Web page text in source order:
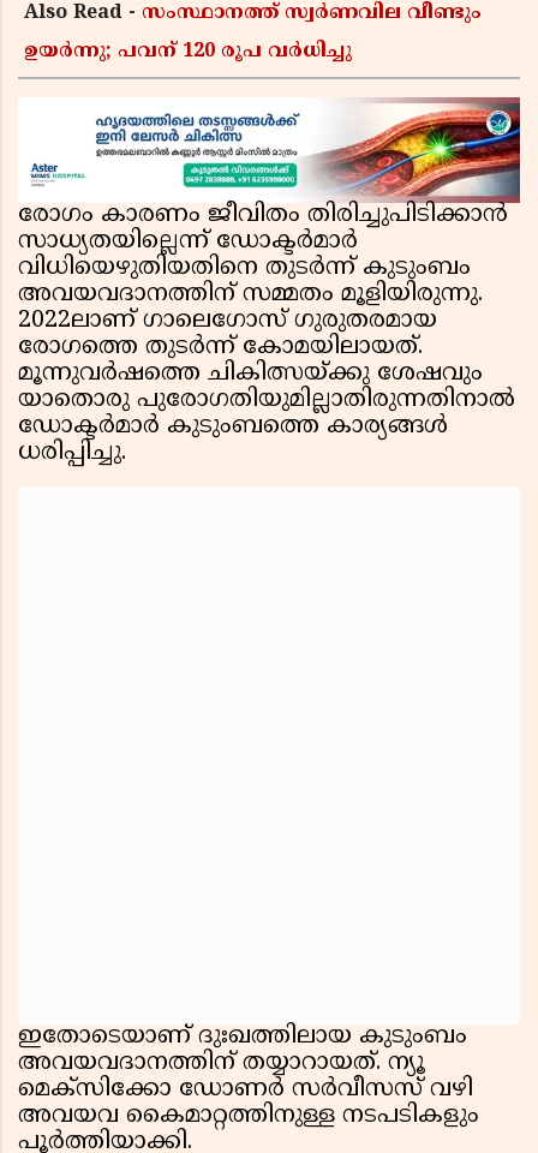
Also Read - സംസ്ഥാനത്ത് സ്വര്‍ണവില വീണ്ടും
ഉയർന്നു; പവന് 120 രൂപ വര്‍ധിച്ചു
രോഗം കാരണം ജീവിതം തിരിച്ചുപിടിക്കാൻ
സാധ്യതയില്ലെന്ന് ഡോക്ടർമാർ
വിധിയെഴുതിയതിനെ തുടർന്ന് കുടുംബം
അവയവദാനത്തിന് സമ്മതം മൂളിയിരുന്നു.
2022ലാണ് ഗാലെഗോസ് ഗുരുതരമായ
രോഗത്തെ തുടർന്ന് കോമയിലായത്.
മൂന്നുവർഷത്തെ ചികിത്സയ്ക്കു ശേഷവും
യാതൊരു പുരോഗതിയുമില്ലാതിരുന്നതിനാൽ
ഡോക്ടർമാർ കുടുംബത്തെ കാര്യങ്ങൾ
ധരിപ്പിച്ചു.
ഇതോടെയാണ് ദുഃഖത്തിലായ കുടുംബം
അവയവദാനത്തിന് തയ്യാറായത്. ന്യൂ
മെക്സിക്കോ ഡോണർ സർവീസസ് വഴി
അവയവ കൈമാറ്റത്തിനുള്ള നടപടികളും
പൂർത്തിയാക്കി.